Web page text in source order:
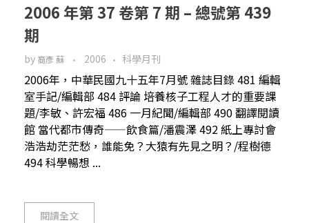
2006 年第 37 卷第 7 期 – 總號第 439
期
by 裔彥 蘇 2006 科學月刊
2006年，中華民國九十五年7月號 雜誌目錄 481 編輯
室手記/編輯部 484 評論 培養核子工程人才的重要課
題/李敏、許宏福 486 一月紀聞/編輯部 490 翻譯閱讀
館 當代都市傳奇——飲食篇/潘震澤 492 紙上專討會
浩浩劫茫茫愁，誰能免？大猿有先見之明？/程樹德
494 科學暢想 ...
閱讀全文